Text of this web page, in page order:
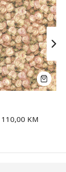
110,00 KM